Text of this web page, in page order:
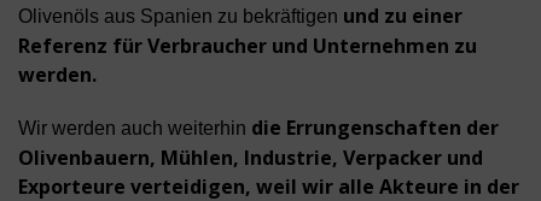
Olivenöls aus Spanien zu bekräftigen und zu einer
Referenz für Verbraucher und Unternehmen zu
werden.
Wir werden auch weiterhin die Errungenschaften der
Olivenbauern, Mühlen, Industrie, Verpacker und
Exporteure verteidigen, weil wir alle Akteure in der